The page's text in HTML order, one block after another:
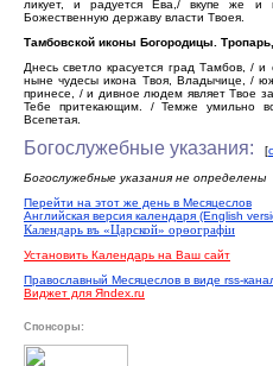
ликует, и радуется Ева,/ вкупе же и
Божественную державу власти Твоея.
Тамбовской иконы Богородицы. Тропарь,
Днесь светло красуется град Тамбов, /
ныне чудесы икона Твоя, Владычице, /
принесе, / и дивное людем являет Твое
Тебе притекающим. / Темже умильно
Всепетая.
Богослужебные указания: [
Богослужебные указания не определены
Перейти на этот же день в Месяцеслов
Английская версия календаря (English
Календарь въ «Царской» орѳографiи
Установить Календарь на Ваш сайт
Православный Месяцеслов в виде rss-
Виджет для Яndex.ru
Спонсоры: